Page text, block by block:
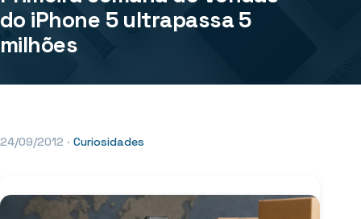
do iPhone 5 ultrapassa 5
milhões
24/09/2012 · Curiosidades